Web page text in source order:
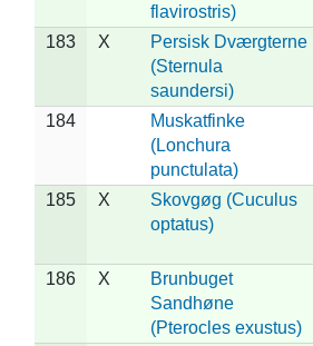
flavirostris)
183 X
Persisk Dværgterne
(Sternula
saundersi)
184
Muskatfinke
(Lonchura
punctulata)
185 X
Skovgøg (Cuculus
optatus)
186
X
Brunbuget
Sandhøne
(Pterocles exustus)